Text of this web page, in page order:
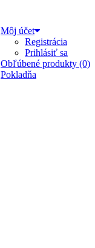
Môj účet
Registrácia
Prihlásiť sa
Obľúbené produkty (0)
Pokladňa